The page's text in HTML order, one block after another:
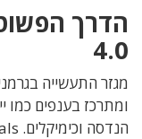
הדרך
4.0
מגזר התעשייה
ומתרכז בענפים כמו